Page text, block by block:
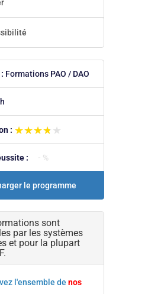
Formations PAO / DAO
: ★★★★★
★★★★★
: - %
le programme
sont
par les systèmes
et pour la plupart
l'ensemble de nos